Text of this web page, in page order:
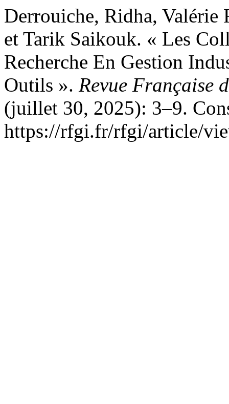
Derrouiche, Ridha, Valérie
et Tarik Saikouk. « Les
Recherche En Gestion
Outils ». Revue Française
(juillet 30, 2025): 3–9.
https://rfgi.fr/rfgi/article/